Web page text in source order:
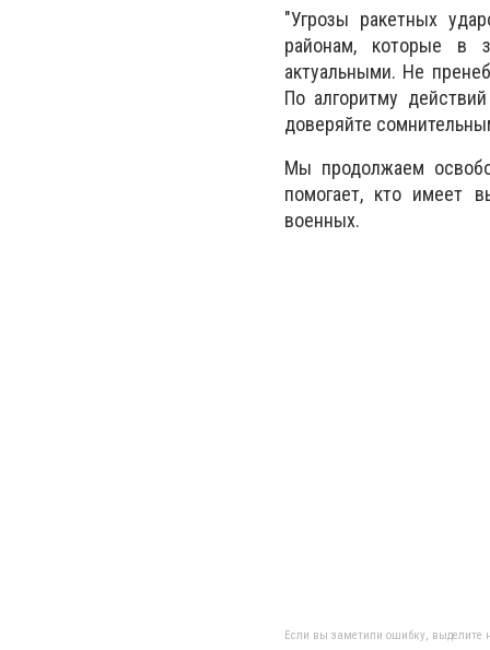
"Угрозы ракетных
районам, которые в
актуальными. Не
По алгоритму
доверяйте
Мы продолжаем
помогает, кто имеет
военных.
Если вы заметили ошибку, выделите